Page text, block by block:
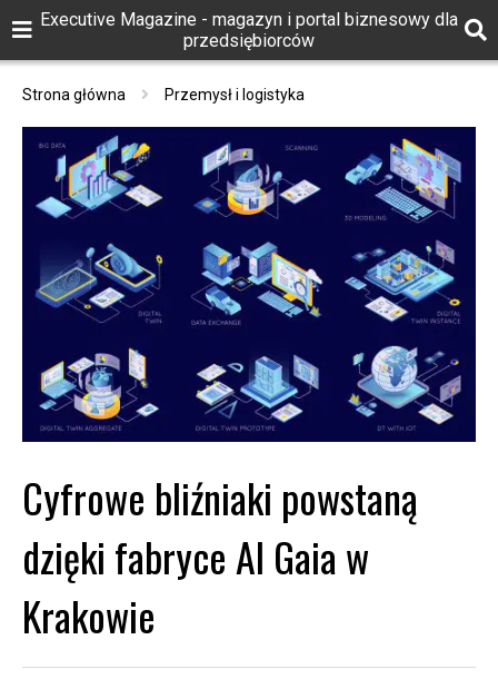
Executive Magazine - magazyn i portal biznesowy dla
przedsiębiorców
Strona główna Przemysł i logistyka
Cyfrowe bliźniaki powstaną
dzięki fabryce AI Gaia w
Krakowie